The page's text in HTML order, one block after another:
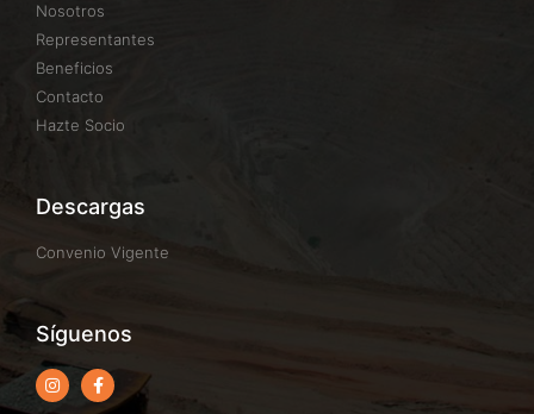
Nosotros
Representantes
Beneficios
Contacto
Hazte Socio
Descargas
Convenio Vigente
Síguenos